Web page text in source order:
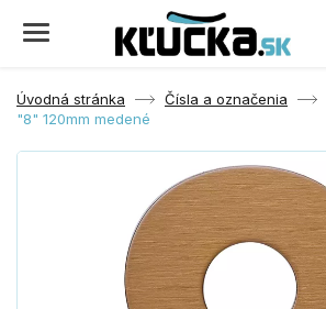
Úvodná stránka Čísla a označenia
"8" 120mm medené